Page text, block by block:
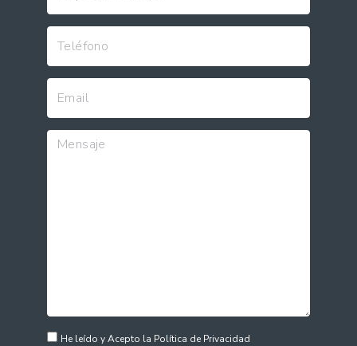
He leído y Acepto la Política de Privacidad